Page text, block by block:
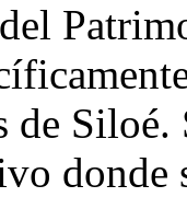
Siloé.
donde